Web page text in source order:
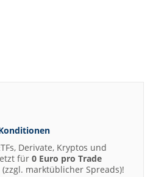
Derivate, Kryptos und
für 0 Euro pro Trade
marktüblicher Spreads)!